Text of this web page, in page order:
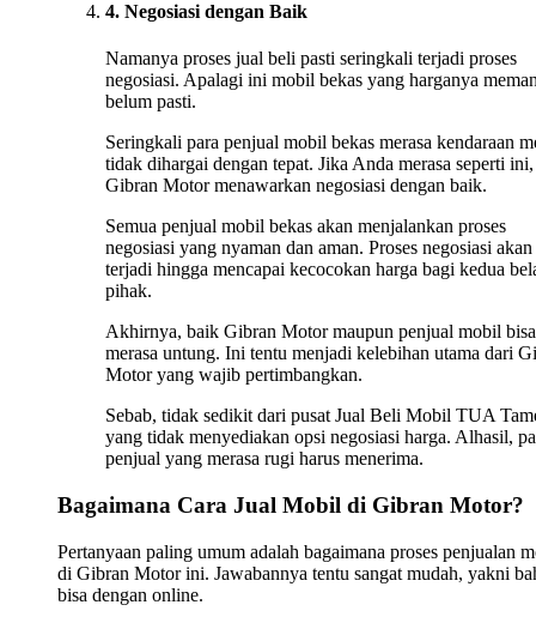
4. Negosiasi dengan Baik
Namanya proses jual beli pasti seringkali terjadi proses
negosiasi. Apalagi ini mobil bekas yang harganya
belum pasti.
Seringkali para penjual mobil bekas merasa kendaraan
tidak dihargai dengan tepat. Jika Anda merasa seperti ini,
Gibran Motor menawarkan negosiasi dengan baik.
Semua penjual mobil bekas akan menjalankan proses
negosiasi yang nyaman dan aman. Proses negosiasi akan
terjadi hingga mencapai kecocokan harga bagi kedua
pihak.
Akhirnya, baik Gibran Motor maupun penjual mobil bisa
merasa untung. Ini tentu menjadi kelebihan utama dari
Motor yang wajib pertimbangkan.
Sebab, tidak sedikit dari pusat Jual Beli Mobil TUA
yang tidak menyediakan opsi negosiasi harga. Alhasil,
penjual yang merasa rugi harus menerima.
Bagaimana Cara Jual Mobil di Gibran Motor?
Pertanyaan paling umum adalah bagaimana proses penjualan
di Gibran Motor ini. Jawabannya tentu sangat mudah, yakni
bisa dengan online.